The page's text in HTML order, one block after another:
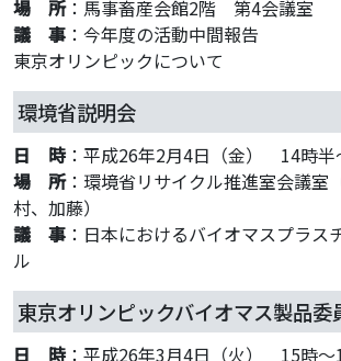
場 所：馬事畜産会館2階 第4会議室
議 事 ：今年度の活動中間報告
東京オリンピックについて
環境省説明会
日 時：平成26年2月4日（金） 14時半
場 所：環境省リサイクル推進室会議室
村、加藤）
議 事 ：日本におけるバイオマスプラス
ル
東京オリンピックバイオマス製品委
日 時：平成26年3月4日（火） 15時～